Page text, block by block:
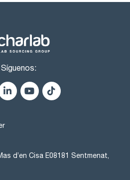
Síguenos:
d’en Cisa E08181 Sentmenat,